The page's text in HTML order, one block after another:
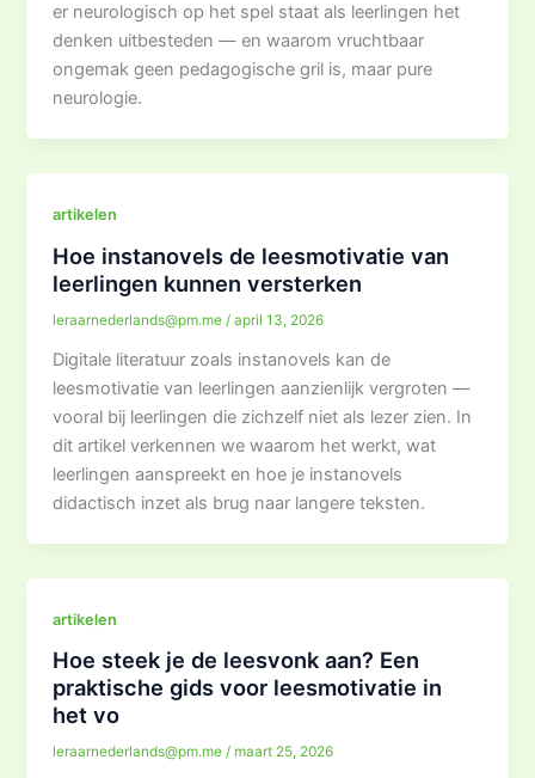
er neurologisch op het spel staat als leerlingen het
denken uitbesteden — en waarom vruchtbaar
ongemak geen pedagogische gril is, maar pure
neurologie.
artikelen
Hoe instanovels de leesmotivatie van
leerlingen kunnen versterken
leraarnederlands@pm.me/april 13, 2026
Digitale literatuur zoals instanovels kan de
leesmotivatie van leerlingen aanzienlijk vergroten —
vooral bij leerlingen die zichzelf niet als lezer zien. In
dit artikel verkennen we waarom het werkt, wat
leerlingen aanspreekt en hoe je instanovels
didactisch inzet als brug naar langere teksten.
artikelen
Hoe steek je de leesvonk aan? Een
praktische gids voor leesmotivatie in
het vo
leraarnederlands@pm.me/ maart 25, 2026